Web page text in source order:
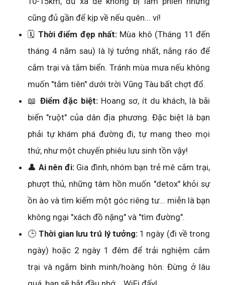
cũng đủ gần để kịp về nếu quên... ví!
🗓️ Thời điểm đẹp nhất: Mùa khô (Tháng 11 đến
tháng 4 năm sau) là lý tưởng nhất, nắng ráo để
cắm trại và tắm biển. Tránh mùa mưa nếu không
muốn "tắm tiên" dưới trời Vũng Tàu bất chợt đổ.
📖 Điểm đặc biệt: Hoang sơ, ít du khách, là bãi
biển "ruột" của dân địa phương. Đặc biệt là bạn
phải tự khám phá đường đi, tự mang theo mọi
thứ, như một chuyến phiêu lưu sinh tồn vậy!
👤 Ai nên đi:Gia đình, nhóm bạn trẻ mê cắm trại,
phượt thủ, những tâm hồn muốn "detox" khỏi sự
ồn ào và tìm kiếm một góc riêng tư... miễn là bạn
không ngại "xách đồ nặng" và "tìm đường".
🕒 Thời gian lưu trú lý tưởng:1 ngày (đi về trong
ngày) hoặc 2 ngày 1 đêm để trải nghiệm cắm
trại và ngắm bình minh/hoàng hôn. Đừng ở lâu